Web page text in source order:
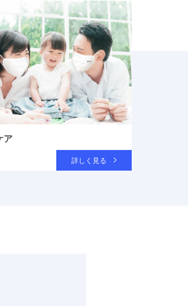
ア
詳しく見る